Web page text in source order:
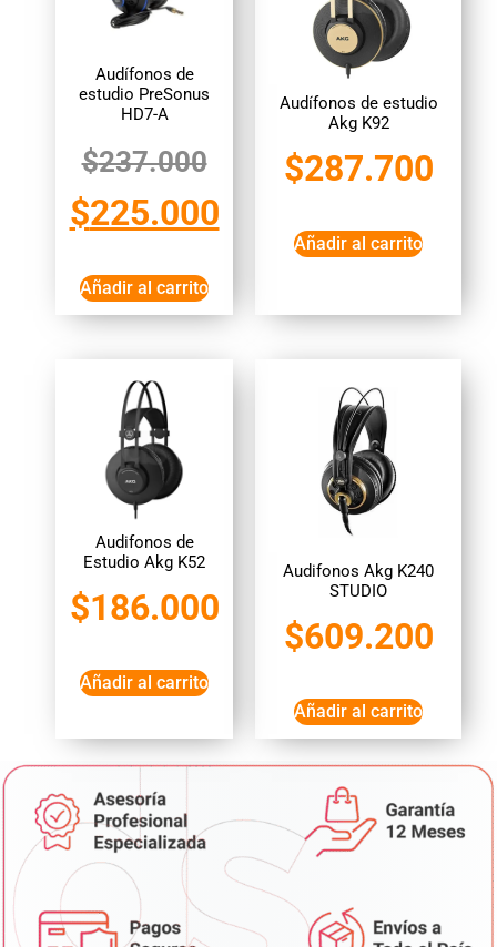
Audífonos de
estudio PreSonus
HD7-A
$237.000
$225.000
Añadir al carrito
Audífonos de estudio
Akg K92
$287.700
Añadir al carrito
Audifonos de
Estudio Akg K52
$186.000
Añadir al carrito
Audifonos Akg K240
STUDIO
$609.200
Añadir al carrito